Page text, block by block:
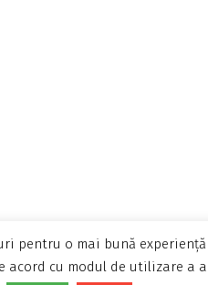
pentru o mai bună
acord cu modul de utilizare a